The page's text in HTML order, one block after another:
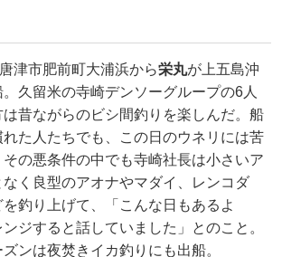
津市肥前町大浦浜から栄丸が上五島沖
久留米の寺崎デンソーグループの6人
昔ながらのビシ間釣りを楽しんだ。船
た人たちでも、この日のウネリには苦
の悪条件の中でも寺崎社長は小さいア
く良型のアオナやマダイ、レンコダ
釣り上げて、「こんな日もあるよ
ジすると話していました」とのこと。
ンは夜焚きイカ釣りにも出船。